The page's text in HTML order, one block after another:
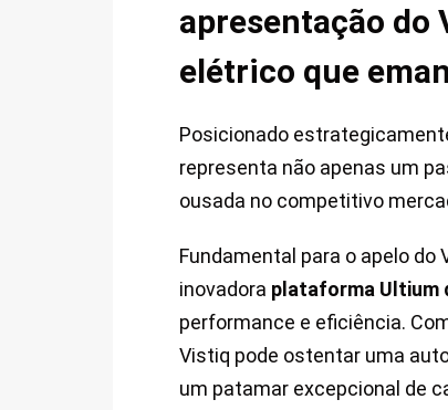
apresentação do
elétrico que
Posicionado
representa não apenas um
ousada no competitivo
Fundamental para o apelo do
inovadora plataforma Ultium
performance e eficiência.
Vistiq pode ostentar uma
um patamar excepcional de